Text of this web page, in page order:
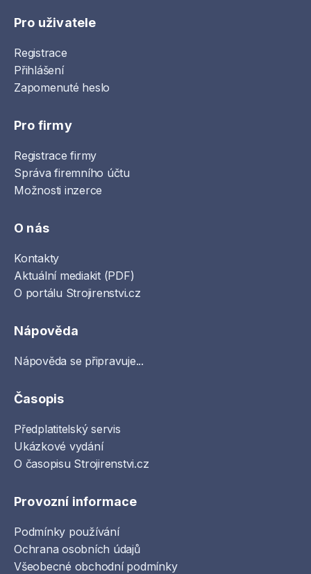
Pro uživatele
Registrace
Přihlášení
Zapomenuté heslo
Pro firmy
Registrace firmy
Správa firemního účtu
Možnosti inzerce
O nás
Kontakty
Aktuální mediakit (PDF)
O portálu Strojirenstvi.cz
Nápověda
Nápověda se připravuje...
Časopis
Předplatitelský servis
Ukázkové vydání
O časopisu Strojirenstvi.cz
Provozní informace
Podmínky používání
Ochrana osobních údajů
Všeobecné obchodní podmínky